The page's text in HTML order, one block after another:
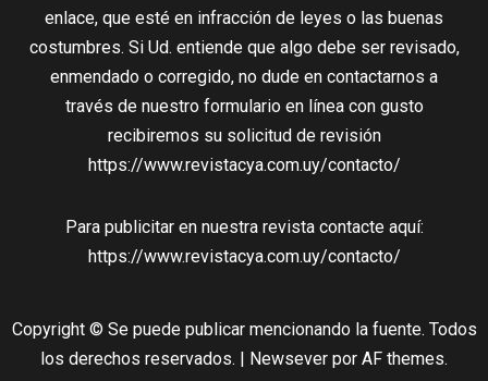
enlace, que esté en infracción de leyes o las buenas
costumbres. Si Ud. entiende que algo debe ser revisado,
enmendado o corregido, no dude en contactarnos a
través de nuestro formulario en línea con gusto
recibiremos su solicitud de revisión
https://www.revistacya.com.uy/contacto/
Para publicitar en nuestra revista contacte aquí:
https://www.revistacya.com.uy/contacto/
Copyright © Se puede publicar mencionando la fuente. Todos
los derechos reservados. | Newsever por AF themes.